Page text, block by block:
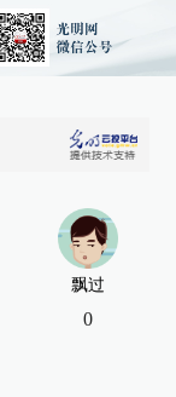
飘过
0